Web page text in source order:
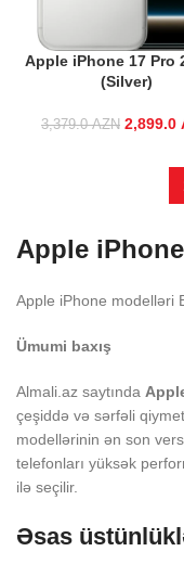
Apple iPhone 17 Pro
(Silver)
3,379.0AZN 2,899.0
Apple
Apple iPhone modelləri
Ümumi baxış
Almali.az saytında
çeşiddə və sərfəli
modellərinin ən son
telefonları yüksək
ilə seçilir.
Əsas